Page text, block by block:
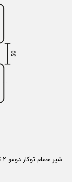
شیر حمام توکار دومو 2 تیپ 3